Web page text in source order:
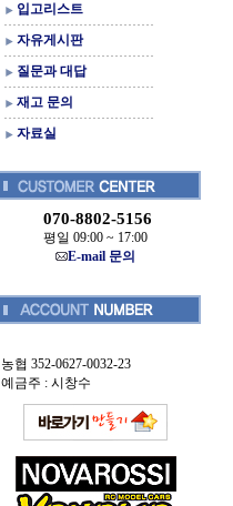
입고리스트
자유게시판
질문과 대답
재고 문의
자료실
070-8802-5156
평일 09:00 ~ 17:00
E-mail 문의
농협 352-0627-0032-23
예금주 : 시창수